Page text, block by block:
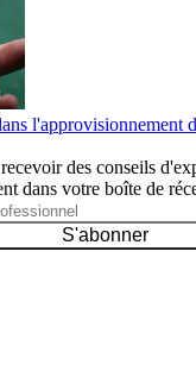
l'approvisionnement
des conseils
dans votre boîte de
S'abonner